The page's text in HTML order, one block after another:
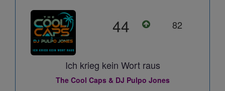
44 82
Ich krieg kein Wort raus
The Cool Caps & DJ Pulpo Jones